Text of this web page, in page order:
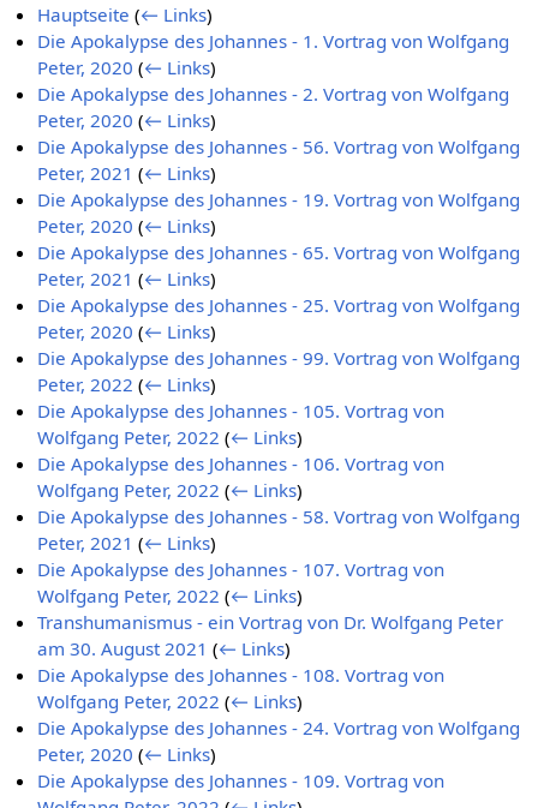
Hauptseite (← Links)
Die Apokalypse des Johannes - 1. Vortrag von Wolfgang
Peter, 2020 (← Links)
Die Apokalypse des Johannes - 2. Vortrag von Wolfgang
Peter, 2020 (← Links)
Die Apokalypse des Johannes - 56. Vortrag von Wolfgang
Peter, 2021 (← Links)
Die Apokalypse des Johannes - 19. Vortrag von Wolfgang
Peter, 2020 (← Links)
Die Apokalypse des Johannes - 65. Vortrag von Wolfgang
Peter, 2021 (← Links)
Die Apokalypse des Johannes - 25. Vortrag von Wolfgang
Peter, 2020 (← Links)
Die Apokalypse des Johannes - 99. Vortrag von Wolfgang
Peter, 2022 (← Links)
Die Apokalypse des Johannes - 105. Vortrag von
Wolfgang Peter, 2022 (← Links)
Die Apokalypse des Johannes - 106. Vortrag von
Wolfgang Peter, 2022 (← Links)
Die Apokalypse des Johannes - 58. Vortrag von Wolfgang
Peter, 2021 (← Links)
Die Apokalypse des Johannes - 107. Vortrag von
Wolfgang Peter, 2022 (← Links)
Transhumanismus - ein Vortrag von Dr. Wolfgang Peter
am 30. August 2021 (← Links)
Die Apokalypse des Johannes - 108. Vortrag von
Wolfgang Peter, 2022 (← Links)
Die Apokalypse des Johannes - 24. Vortrag von Wolfgang
Peter, 2020 (← Links)
Die Apokalypse des Johannes - 109. Vortrag von